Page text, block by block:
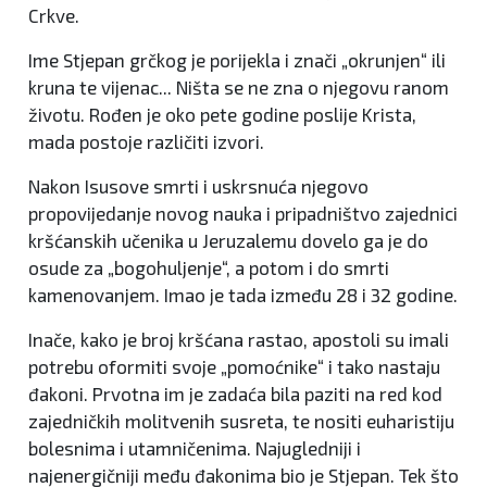
Crkve.
Ime Stjepan grčkog je porijekla i znači „okrunjen“ ili
kruna te vijenac... Ništa se ne zna o njegovu ranom
životu. Rođen je oko pete godine poslije Krista,
mada postoje različiti izvori.
Nakon Isusove smrti i uskrsnuća njegovo
propovijedanje novog nauka i pripadništvo zajednici
kršćanskih učenika u Jeruzalemu dovelo ga je do
osude za „bogohuljenje“, a potom i do smrti
kamenovanjem. Imao je tada između 28 i 32 godine.
Inače, kako je broj kršćana rastao, apostoli su imali
potrebu oformiti svoje „pomoćnike“ i tako nastaju
đakoni. Prvotna im je zadaća bila paziti na red kod
zajedničkih molitvenih susreta, te nositi euharistiju
bolesnima i utamničenima. Najugledniji i
najenergičniji među đakonima bio je Stjepan. Tek što